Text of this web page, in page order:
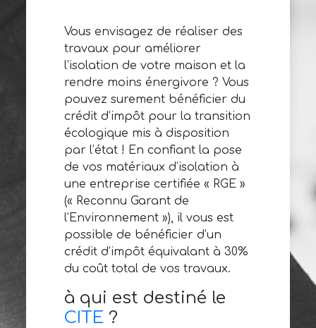
Vous envisagez de réaliser des
travaux pour améliorer
l’isolation de votre maison et la
rendre moins énergivore ? Vous
pouvez surement bénéficier du
crédit d’impôt pour la transition
écologique mis à disposition
par l’état ! En confiant la pose
de vos matériaux d’isolation à
une entreprise certifiée « RGE »
(« Reconnu Garant de
l’Environnement »), il vous est
possible de bénéficier d’un
crédit d’impôt équivalant à 30%
du coût total de vos travaux.
à qui est destiné le
CITE ?